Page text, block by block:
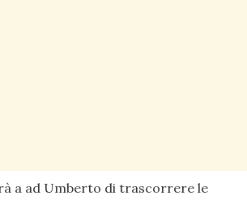
a ad Umberto di trascorrere le